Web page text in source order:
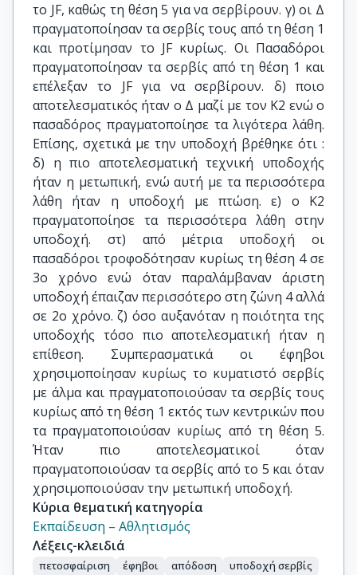
το JF, καθώς τη θέση 5 για να σερβίρουν. γ) οι Δ
πραγματοποίησαν τα σερβίς τους από τη θέση 1
και προτίμησαν το JF κυρίως. Οι Πασαδόροι
πραγματοποίησαν τα σερβίς από τη θέση 1 και
επέλεξαν το JF για να σερβίρουν. δ) ποιο
αποτελεσματικός ήταν ο Δ μαζί με τον Κ2 ενώ ο
πασαδόρος πραγματοποίησε τα λιγότερα λάθη.
Επίσης, σχετικά με την υποδοχή βρέθηκε ότι :
δ) η πιο αποτελεσματική τεχνική υποδοχής
ήταν η μετωπική, ενώ αυτή με τα περισσότερα
λάθη ήταν η υποδοχή με πτώση. ε) ο Κ2
πραγματοποίησε τα περισσότερα λάθη στην
υποδοχή. στ) από μέτρια υποδοχή οι
πασαδόροι τροφοδότησαν κυρίως τη θέση 4 σε
3ο χρόνο ενώ όταν παραλάμβαναν άριστη
υποδοχή έπαιζαν περισσότερο στη ζώνη 4 αλλά
σε 2ο χρόνο. ζ) όσο αυξανόταν η ποιότητα της
υποδοχής τόσο πιο αποτελεσματική ήταν η
επίθεση. Συμπερασματικά οι έφηβοι
χρησιμοποίησαν κυρίως το κυματιστό σερβίς
με άλμα και πραγματοποιούσαν τα σερβίς τους
κυρίως από τη θέση 1 εκτός των κεντρικών που
τα πραγματοποιούσαν κυρίως από τη θέση 5.
Ήταν πιο αποτελεσματικοί όταν
πραγματοποιούσαν τα σερβίς από το 5 και όταν
χρησιμοποιούσαν την μετωπική υποδοχή.
Κύρια θεματική κατηγορία
Εκπαίδευση – Αθλητισμός
Λέξεις-κλειδιά
πετοσφαίριση έφηβοι απόδοση υποδοχή σερβίς